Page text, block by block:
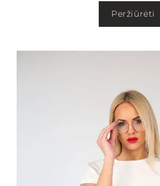
Peržiūrėti